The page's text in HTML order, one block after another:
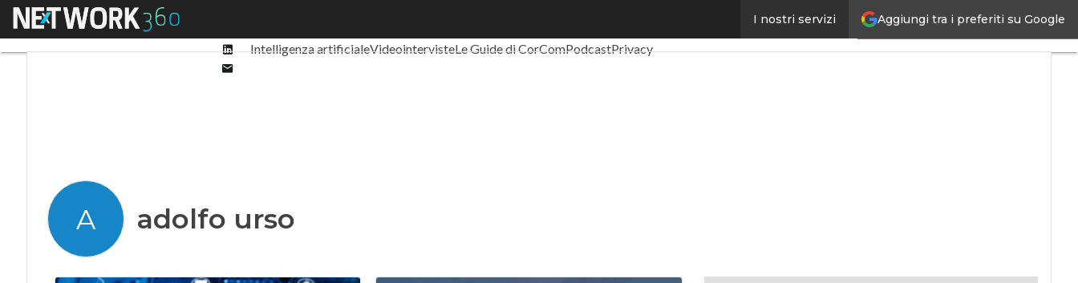
Aggiungi tra i preferiti su Google
I nostri servizi
Menu
Linkedin
Intelligenza artificialeVideointervisteLe Guide di CorComPodcastPrivacy
A adolfo urso